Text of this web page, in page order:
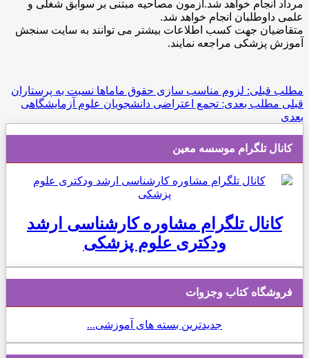
مرداد انجام خواهد شد.آزمون مصاحیه مبتنی بر سوابق شغلی و
علمی داوطلبان انجام خواهد شد.
متقاضیان جهت کسب اطلاعات بیشتر می توانند به سایت سنجش
آموزش پزشکی مراجعه نمایند.
مطلب قبلی: لزوم مناسب سازی حقوق ماما‌ها نسبت به پرستاران
قبلی مطلب بعدی: تجمع اعتراضی دانشجویان علوم آزمایشگاهی
بعدی
کانال تلگرام موسسه معین
کانال تلگرام مشاوره کارشناسی ارشد
ودکتری علوم پزشکی
فروشگاه کتاب وجزوات
جدیدترین بسته های آموزشی...